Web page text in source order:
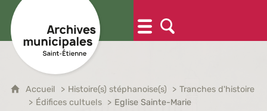
Accueil Histoire(s) stéphanoise(s)
Tranches d'histoire
Édifices cultuels
Eglise Sainte-Marie